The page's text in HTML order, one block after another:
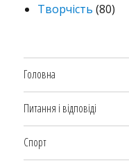
Творчість (80)
Головна
Питання і відповіді
Спорт